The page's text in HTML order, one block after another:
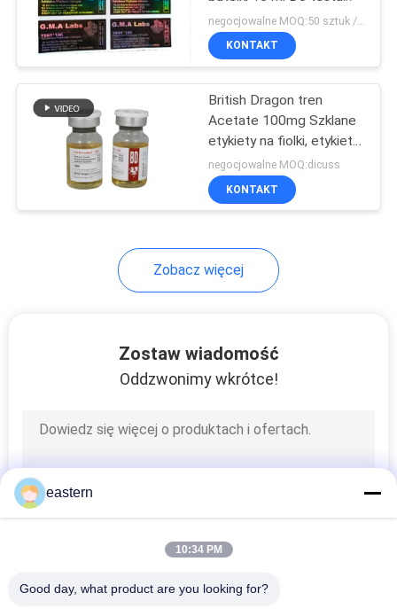
Enanthate
KONTAKT
British Dragon tren
Acetate 100mg Szklane
etykiety na fiolki, etykieta
na butelkę z lekarstwem
negocjowalne MOQ:dicuss
KONTAKT
Zobacz więcej
Zostaw wiadomość
Oddzwonimy wkrótce!
eastern
10:34 PM
Good day, what product are you looking for?